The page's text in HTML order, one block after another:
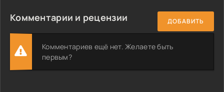
Комментарии и рецензии ДОБАВИТЬ
Комментариев ещё нет. Желаете быть
первым?